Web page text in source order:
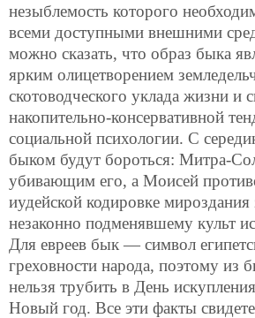
незыблемость которого
всеми доступными внешними
можно сказать, что образ быка
ярким олицетворением
скотоводческого уклада жизни и
накопительно-консервативной
социальной психологии. С
быком будут бороться: Митра-
убивающим его, а Моисей
иудейской кодировке мироздания
незаконно подменявшему культ
Для евреев бык — символ
греховности народа, поэтому из
нельзя трубить в День
Новый год. Все эти факты